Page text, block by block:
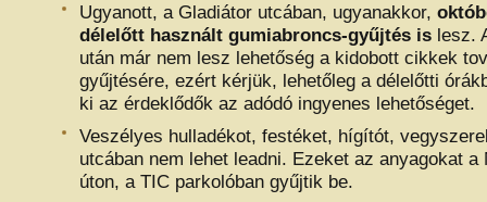
Ugyanott, a Gladiátor utcában, ugyanakkor,
délelőtt használt gumiabroncs-gyűjtés is lesz.
után már nem lesz lehetőség a kidobott cikkek
gyűjtésére, ezért kérjük, lehetőleg a délelőtti
ki az érdeklődők az adódó ingyenes lehetőséget.
Veszélyes hulladékot, festéket, hígítót,
utcában nem lehet leadni. Ezeket az anyagokat
úton, a TIC parkolóban gyűjtik be.